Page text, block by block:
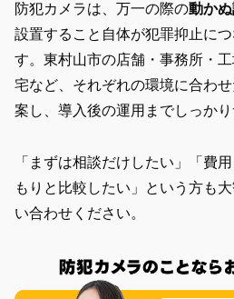
防犯カメラは、万一の際の動か
設置すること自体が犯罪抑止に
す。東村山市の店舗・事務所・
宅など、それぞれの環境に合わ
案し、導入後の運用までしっかり
「まずは相談だけしたい」「費
もりと比較したい」という方も
い合わせください。